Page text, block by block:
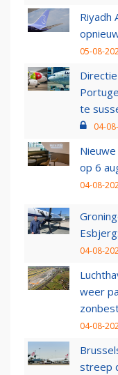
Riyadh
05-08-
te
04-
op 6
04-08-
04-08-
weer
04-08-
streep